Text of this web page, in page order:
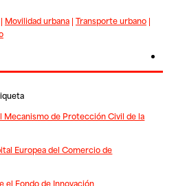
Movilidad urbana| Transporte urbano|
Mecanismo de Protección Civil de la
Europea del Comercio de
el Fondo de Innovación